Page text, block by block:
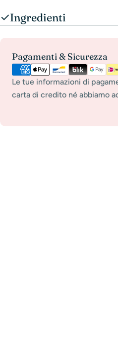
Ingredienti
Pagamenti & Sicurezza
Metodi
pagamento
Le tue informazioni di
carta di credito né abbiamo